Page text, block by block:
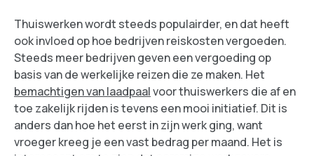
Thuiswerken wordt steeds populairder, en dat heeft
ook invloed op hoe bedrijven reiskosten vergoeden.
Steeds meer bedrijven geven een vergoeding op
basis van de werkelijke reizen die ze maken. Het
bemachtigen van laadpaalvoor thuiswerkers die af en
toe zakelijk rijden is tevens een mooi initiatief. Dit is
anders dan hoe het eerst in zijn werk ging, want
vroeger kreeg je een vast bedrag per maand. Het is